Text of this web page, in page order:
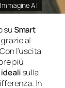
Immagine AI
suSmart
al
l’uscita
più
sulla
In